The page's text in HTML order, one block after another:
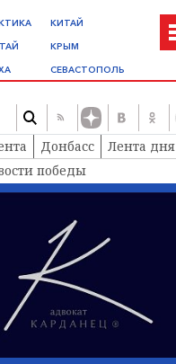
КИТАЙ
КРЫМ
СЕВАСТОПОЛЬ
Донбасс
Лента дня
победы